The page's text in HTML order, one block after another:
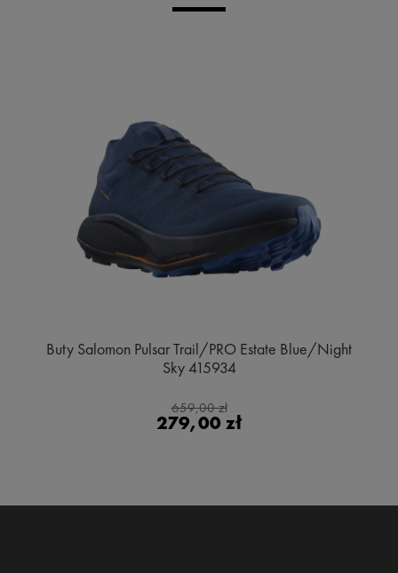
Buty Salomon Pulsar Trail/PRO Estate Blue/Night
Sky 415934
659,00 zł
279,00 zł